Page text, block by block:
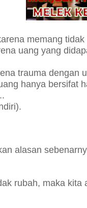
memang tidak
uang yang
trauma dengan
hanya bersifat
alasan
rubah, maka kita